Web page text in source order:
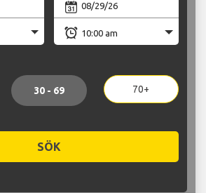
30 - 69 70+
SÖK